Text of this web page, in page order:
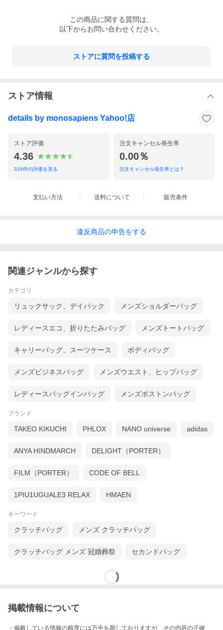
す。バッグデザイナーと僧侶という二つの世界を見つめるデザイ
ナー 井浦元章 が生み出すレザーアイテムの世界は自らに内包する
日本人の伝統・文化的意識をベースに移り変わる時代の空気感を
株式会社青木は本革を基調とした紳士鞄専門卸会社として明治27
【仕様】
ファスナーポケット×1、カードホルダー×1、スマートフォンポケ
この商品に関する質問は、
以下からお問い合わせください。
ストアに質問を投稿する
ストア情報
details by monosapiens Yahoo!店
ストア評価
4.36
319件の評価を見る
注文キャンセル発生率
0.00％
注文キャンセル発生率とは？
支払い方法 送料について 販売条件
違反商品の申告をする
関連ジャンルから探す
カテゴリ
リュックサック、デイパック メンズショルダーバッグ
レディースエコ、折りたたみバッグ メンズトートバッグ
キャリーバッグ、スーツケース ボディバッグ
メンズビジネスバッグ メンズウエスト、ヒップバッグ
レディースバッグインバッグ メンズボストンバッグ
ブランド
TAKEO KIKUCHI PHLOX NANO universe adidas
ANYA HINDMARCH DELIGHT（PORTER）
FILM（PORTER） CODE OF BELL
1PIU1UGUALE3 RELAX HMAEN
キーワード
クラッチバッグ メンズ クラッチバッグ
クラッチバッグ メンズ 冠婚葬祭 セカンドバッグ
掲載情報について
・掲載している情報の精度には万全を期しておりますが、その内容の正確